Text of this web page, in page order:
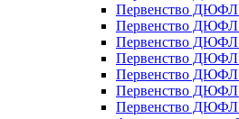
Первенство ДЮФЛ
Первенство ДЮФЛ
Первенство ДЮФЛ
Первенство ДЮФЛ
Первенство ДЮФЛ
Первенство ДЮФЛ
Первенство ДЮФЛ